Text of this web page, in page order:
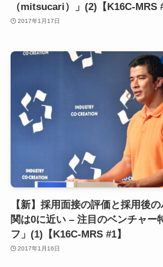
（mitsucari）」(2)【K16C-MRS
2017年1月17日
【新】採用面接の評価と採用後
関は0に近い – 注目のベンチャー
フ」(1)【K16C-MRS #1】
2017年1月16日